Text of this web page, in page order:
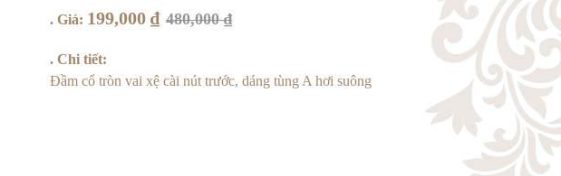
. Giá: 199,000₫ 480,000₫
. Chi tiết:
Đầm cổ tròn vai xệ cài nút trước, dáng tùng A hơi suông